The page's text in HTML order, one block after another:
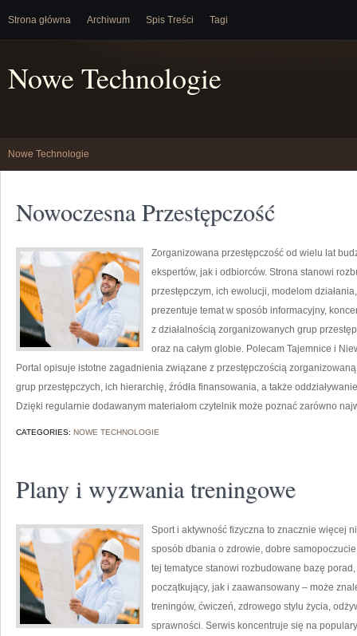
Strona główna Archiwum Spis Treści Tagi
Nowe Technologie
Nowe Technologie
Nowoczesna Przestępczość
Zorganizowana przestępczość od wielu lat
ekspertów, jak i odbiorców. Strona stanowi
przestępczym, ich ewolucji, modelom
prezentuje temat w sposób informacyjny,
z działalnością zorganizowanych grup
oraz na całym globie. Polecam Tajemnice i
Portal opisuje istotne zagadnienia związane z przestępczością
grup przestępczych, ich hierarchię, źródła finansowania, a także
Dzięki regularnie dodawanym materiałom czytelnik może poznać zarówno
CATEGORIES: NOWE TECHNOLOGIE
Plany i wyzwania treningowe
Sport i aktywność fizyczna to znacznie więcej
sposób dbania o zdrowie, dobre
tej tematyce stanowi rozbudowane bazę
początkujący, jak i zaawansowany – może
treningów, ćwiczeń, zdrowego stylu życia,
sprawności. Serwis koncentruje się na